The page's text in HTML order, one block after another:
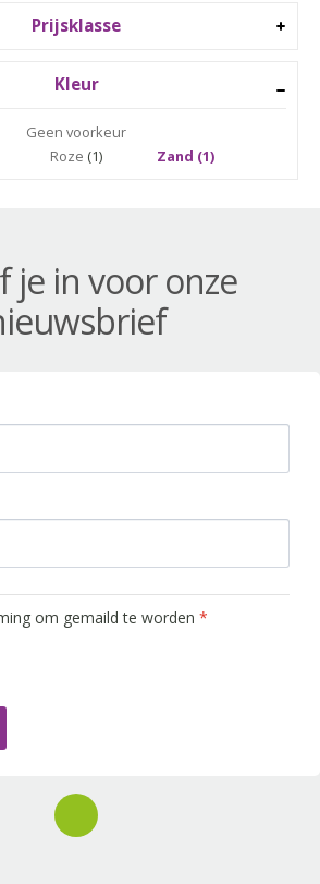
Prijsklasse
Kleur
Geen voorkeur
Roze (1) Zand (1)
je in voor onze
om gemaild te worden *